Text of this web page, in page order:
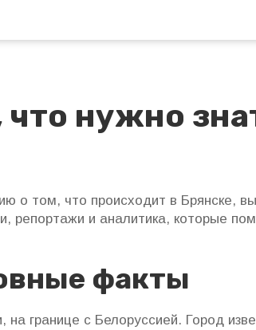
нужно
о том, что происходит в Брянске,
репортажи и аналитика, которые
факты
на границе с Белоруссией. Город